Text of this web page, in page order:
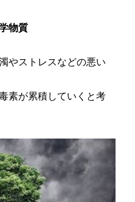
物質
やストレスなどの悪い
素が累積していくと考